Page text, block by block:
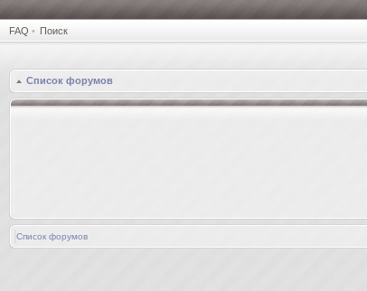
FAQ • Поиск
Список форумов
Список форумов